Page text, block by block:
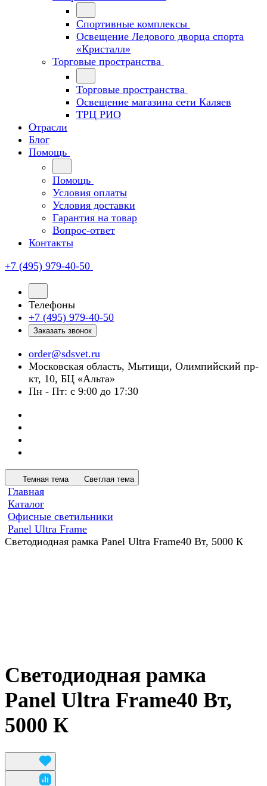
Спортивные комплексы
Освещение Ледового дворца спорта
«Кристалл»
Торговые пространства
Торговые пространства
Освещение магазина сети Каляев
ТРЦ РИО
Отрасли
Блог
Помощь
Помощь
Условия оплаты
Условия доставки
Гарантия на товар
Вопрос-ответ
Контакты
+7 (495) 979-40-50
Телефоны
+7 (495) 979-40-50
Заказать звонок
order@sdsvet.ru
Московская область, Мытищи, Олимпийский пр-
кт, 10, БЦ «Альта»
Пн - Пт: с 9:00 до 17:30
Темная тема Светлая тема
Главная
Каталог
Офисные светильники
Panel Ultra Frame
Светодиодная рамка Panel Ultra Frame40 Вт, 5000 К
Светодиодная рамка
Panel Ultra Frame40 Вт,
5000 К